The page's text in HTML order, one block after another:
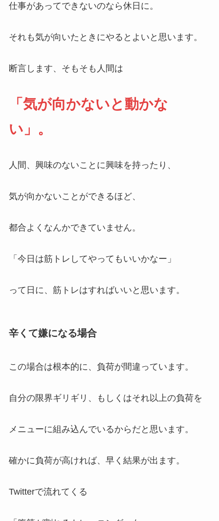
仕事があってできないのなら休日に。
それも気が向いたときにやるとよいと思います。
断言します、そもそも人間は
「気が向かないと動かな
い」。
人間、興味のないことに興味を持ったり、
気が向かないことができるほど、
都合よくなんかできていません。
「今日は筋トレしてやってもいいかなー」
って日に、筋トレはすればいいと思います。
辛くて嫌になる場合
この場合は根本的に、負荷が間違っています。
自分の限界ギリギリ、もしくはそれ以上の負荷を
メニューに組み込んでいるからだと思います。
確かに負荷が高ければ、早く結果が出ます。
Twitterで流れてくる